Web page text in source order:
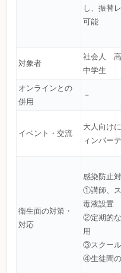
し、振替
可能
対象者
社会人
中学生
オンラインとの
併用
－
イベント・交流
大人向け
ィンパー
衛生面の対策・
対応
感染防止
①講師、ス
毒液設置
②定期的な
用
③スクー
④生徒間